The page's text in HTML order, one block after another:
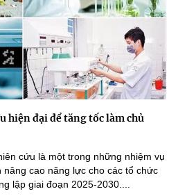
hiện đại để tăng tốc làm chủ
cứu là một trong những nhiệm vụ
cao năng lực cho các tổ chức
lập giai đoạn 2025-2030....